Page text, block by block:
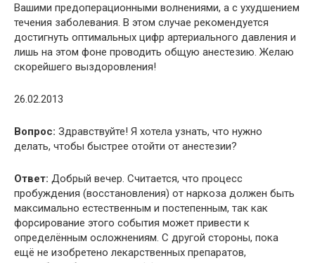
Вашими предоперационными волнениями, а с ухудшением
течения заболевания. В этом случае рекомендуется
достигнуть оптимальных цифр артериального давления и
лишь на этом фоне проводить общую анестезию. Желаю
скорейшего выздоровления!
26.02.2013
Вопрос: Здравствуйте! Я хотела узнать, что нужно
делать, чтобы быстрее отойти от анестезии?
Ответ: Добрый вечер. Считается, что процесс
пробуждения (восстановления) от наркоза должен быть
максимально естественным и постепенным, так как
форсирование этого события может привести к
определённым осложнениям. С другой стороны, пока
ещё не изобретено лекарственных препаратов,